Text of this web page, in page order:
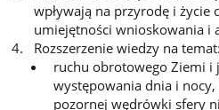
wpływają na przyrodę i życie
umiejętności wnioskowania i
Rozszerzenie wiedzy na temat:
ruchu obrotowego Ziemi i
występowania dnia i
pozornej wędrówki sfery